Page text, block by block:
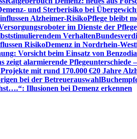
und Sterberisiko bei
Alzheimer-RisikoPflege bleibt
im Dienste der
Verhalten
RisikoDemenz in Nordrhein-
Vorsicht beim Einsatz von
zeigt alarmierende
mit rund 170.000 €20 Jahre
bei der Betreuerauswahl
Illusionen bei Demenz erkennen